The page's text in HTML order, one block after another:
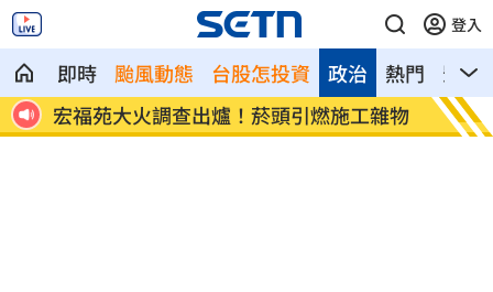
登入
即時 颱風動態 台股怎投資 熱門 影音
政治
！
宏福苑大火調查出爐！菸頭引燃施工雜物
定投
位！